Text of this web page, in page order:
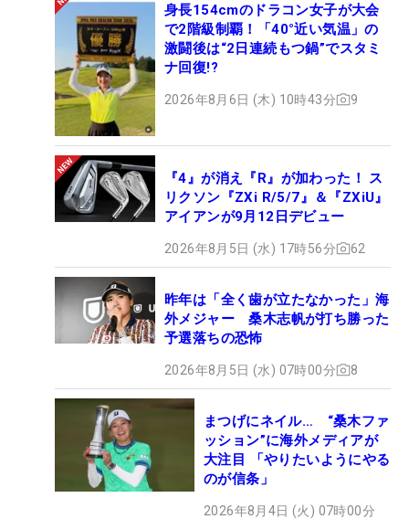
身長154cmのドラコン女子が大会
で2階級制覇！「40°近い気温」の
激闘後は“2日連続もつ鍋”でスタミ
ナ回復!?
2026年8月6日 (木) 10時43分 9
『4』が消え『R』が加わった！ ス
リクソン『ZXi R/5/7』＆『ZXiU』
アイアンが9月12日デビュー
2026年8月5日 (水) 17時56分 62
昨年は「全く歯が立たなかった」海
外メジャー 桑木志帆が打ち勝った
予選落ちの恐怖
2026年8月5日 (水) 07時00分 8
まつげにネイル… “桑木ファ
ッション”に海外メディアが
大注目 「やりたいようにやる
のが信条」
2026年8月4日 (火) 07時00分